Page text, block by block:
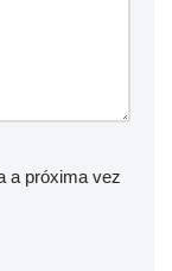
a próxima vez